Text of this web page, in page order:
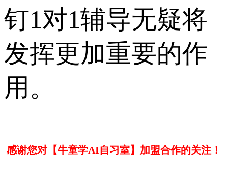
钉1对1辅导无疑将
发挥更加重要的作
用。
感谢您对【牛童学AI自习室】加盟合作的关注！